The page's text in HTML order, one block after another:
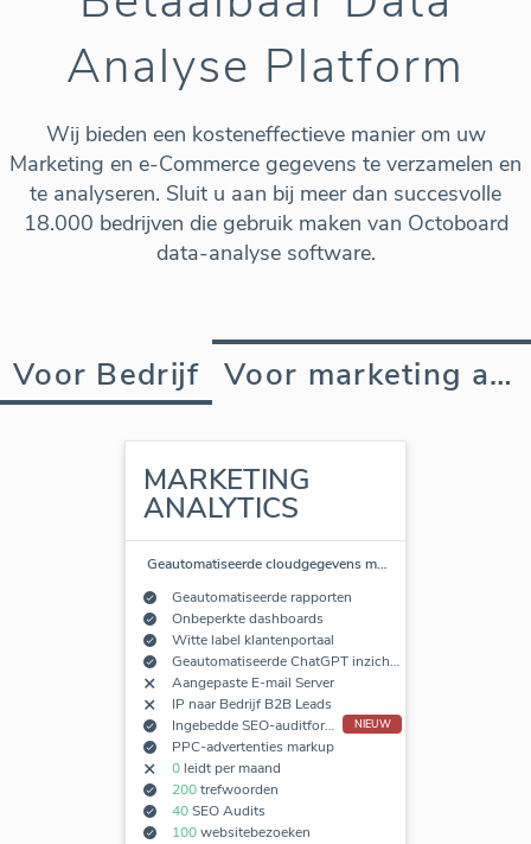
Analyse Platform
Wij bieden een kosteneffectieve manier om uw
Marketing en e-Commerce gegevens te verzamelen en
te analyseren. Sluit u aan bij meer dan succesvolle
18.000 bedrijven die gebruik maken van Octoboard
data-analyse software.
Voor Bedrijf Voor marketing agency
MARKETING
ANALYTICS
Geautomatiseerde cloudgegevens m…
Geautomatiseerde rapporten
Onbeperkte dashboards
Witte label klantenportaal
Geautomatiseerde ChatGPT inzichten
Aangepaste E-mail Server
IP naar Bedrijf B2B Leads
Ingebedde SEO-auditformulieren
NIEUW
PPC-advertenties markup
0leidt per maand
200trefwoorden
40SEO Audits
100websitebezoeken